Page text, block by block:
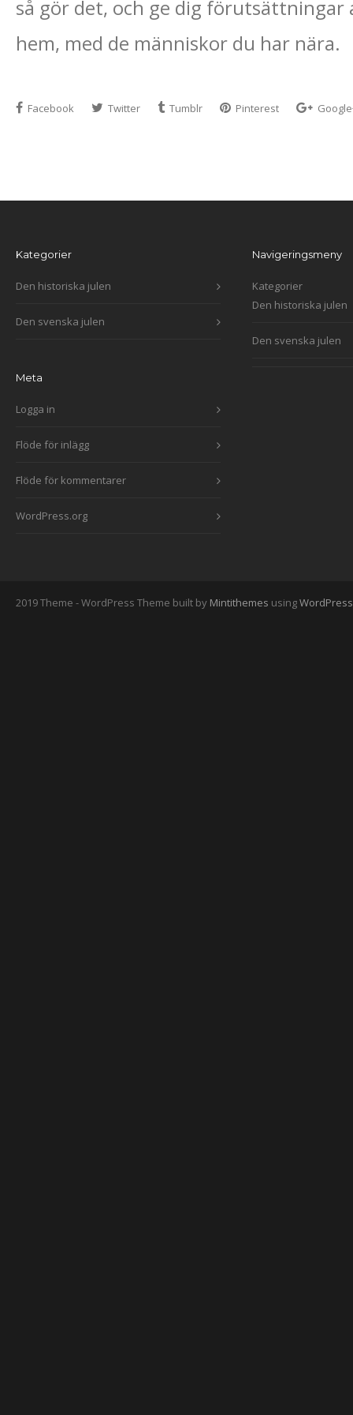
så gör det, och ge dig
hem, med de människor du har nära.
Facebook Twitter Tumblr Pinterest
Kategorier
Den historiska julen
Den svenska julen
Meta
Logga in
Flöde för inlägg
Flöde för kommentarer
WordPress.org
Navigeringsmeny
Kategorier
Den historiska julen
Den svenska julen
2019 Theme - WordPress Theme built by Mintithemes usingWordPress